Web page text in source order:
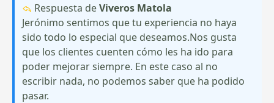
Respuesta deViveros Matola
Jerónimo sentimos que tu experiencia no haya
sido todo lo especial que deseamos.Nos gusta
que los clientes cuenten cómo les ha ido para
poder mejorar siempre. En este caso al no
escribir nada, no podemos saber que ha podido
pasar.